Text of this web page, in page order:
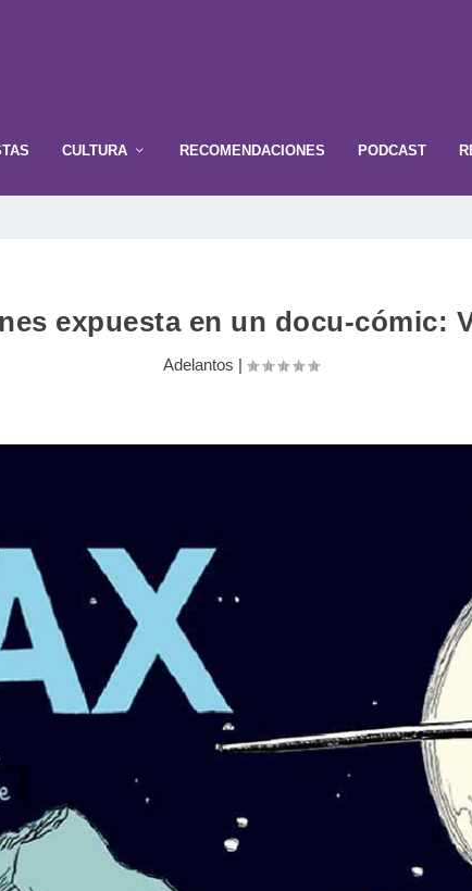
CULTURA RECOMENDACIONES PODCAST
expuesta en un docu-cómic:
Adelantos